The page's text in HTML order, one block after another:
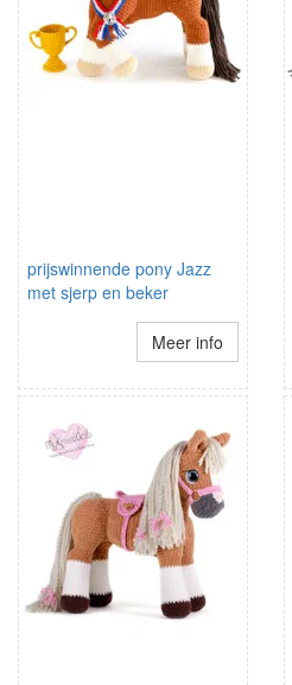
prijswinnende pony Jazz
met sjerp en beker
Meer info